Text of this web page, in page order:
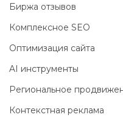
Биржа отзывов
Комплексное SEO
Оптимизация сайта
AI инструменты
Региональное
Контекстная реклама